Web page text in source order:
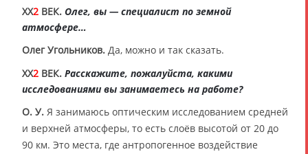
XX2 ВЕК. Олег, вы — специалист по земной
атмосфере…
Олег Угольников. Да, можно и так сказать.
XX2 ВЕК. Расскажите, пожалуйста, какими
исследованиями вы занимаетесь на работе?
О. У. Я занимаюсь оптическим исследованием средней
и верхней атмосферы, то есть слоёв высотой от 20 до
90 км. Это места, где антропогенное воздействие